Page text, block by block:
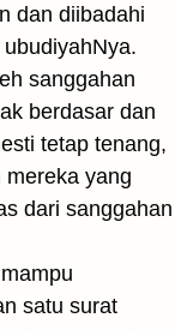
dan diibadahi
sanggahan
berdasar dan
tetap tenang,
yang
dari sanggahan
satu surat